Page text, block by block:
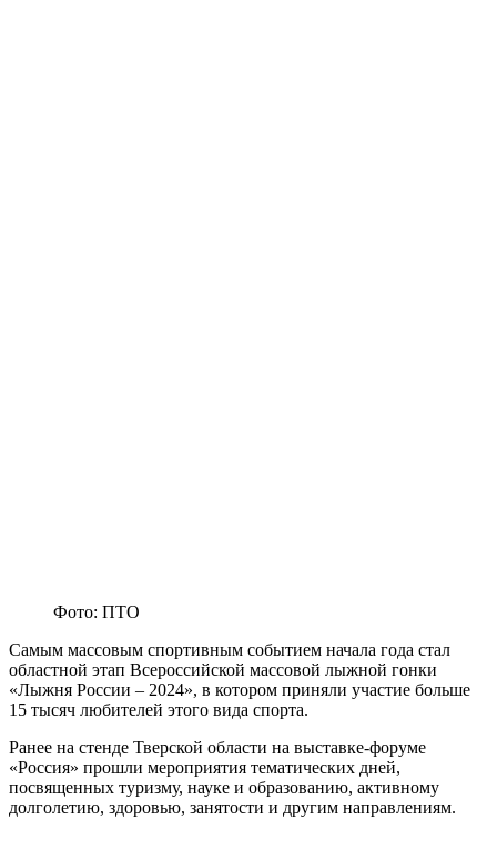
Фото: ПТО
Самым массовым спортивным событием начала года стал
областной этап Всероссийской массовой лыжной гонки
«Лыжня России – 2024», в котором приняли участие больше
15 тысяч любителей этого вида спорта.
Ранее на стенде Тверской области на выставке-форуме
«Россия» прошли мероприятия тематических дней,
посвященных туризму, науке и образованию, активному
долголетию, здоровью, занятости и другим направлениям.